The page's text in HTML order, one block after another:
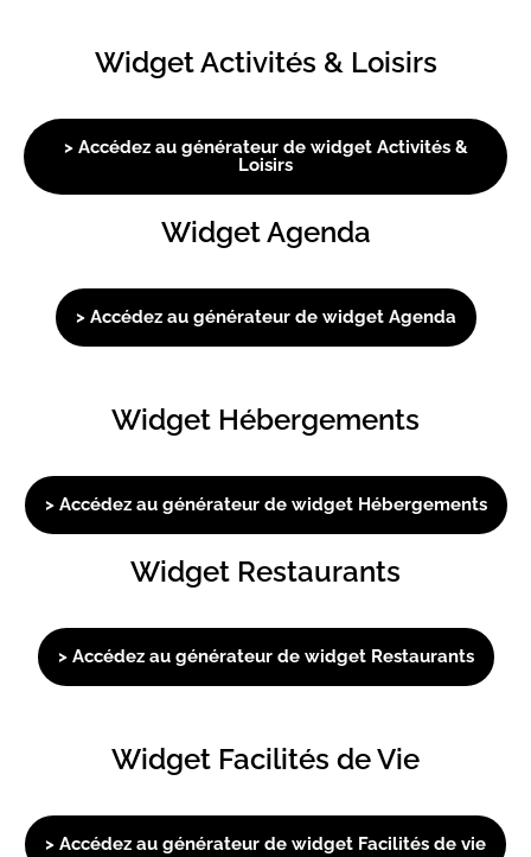
Widget Activités & Loisirs
> Accédez au générateur de widget Activités &
Loisirs
Widget Agenda
> Accédez au générateur de widget Agenda
Widget Hébergements
> Accédez au générateur de widget Hébergements
Widget Restaurants
> Accédez au générateur de widget Restaurants
Widget Facilités de Vie
> Accédez au générateur de widget Facilités de vie